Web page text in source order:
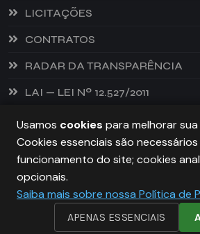
LICITAÇÕES
CONTRATOS
RADAR DA TRANSPARÊNCIA
LAI — LEI Nº 12.527/2011
PREFEITURA DE CASTANHEIRA,
Usamos cookies para melhorar
Cookies essenciais são
funcionamento do site; cookies
opcionais.
Saiba mais sobre nossa Política de
APENAS ESSENCIAIS